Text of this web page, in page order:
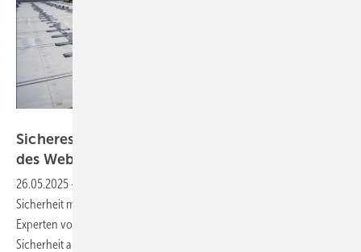
Sicheres Arbeiten auf dem Dach: Aufzeichnung
des Webinars jetzt
26.05.2025 -
Sicherheit manchmal aus dem Blick. Im Webinar zeigten unsere
Experten von Ernst Schweizer und Pro Safety, welche Regeln für die
Sicherheit auf dem Flachdach gelten und wie diese eingehalten